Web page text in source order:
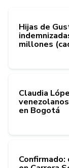
Hijas de
millones
Claudia
en Bogotá